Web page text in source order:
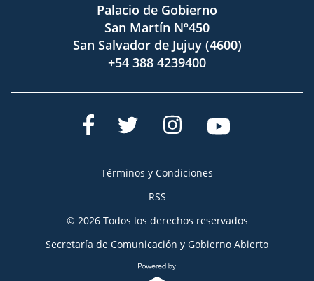
Palacio de Gobierno
San Martín Nº450
San Salvador de Jujuy (4600)
+54 388 4239400
Términos y Condiciones
RSS
© 2026 Todos los derechos reservados
Secretaría de Comunicación y Gobierno Abierto